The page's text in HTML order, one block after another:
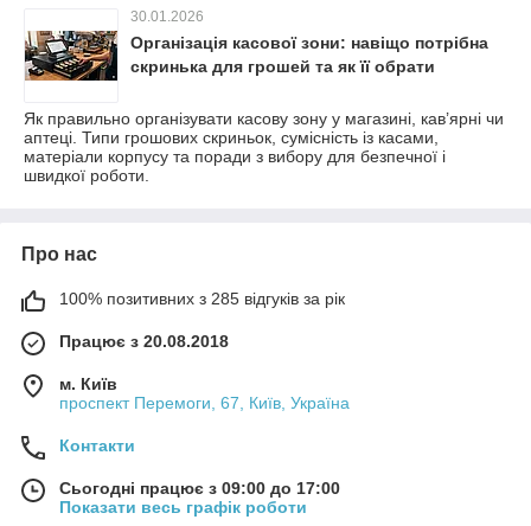
30.01.2026
Організація касової зони: навіщо потрібна
скринька для грошей та як її обрати
Як правильно організувати касову зону у магазині, кав’ярні чи
аптеці. Типи грошових скриньок, сумісність із касами,
матеріали корпусу та поради з вибору для безпечної і
швидкої роботи.
Про нас
100% позитивних з 285 відгуків за рік
Працює з 20.08.2018
м. Київ
проспект Перемоги, 67, Київ, Україна
Контакти
Сьогодні працює з 09:00 до 17:00
Показати весь графік роботи